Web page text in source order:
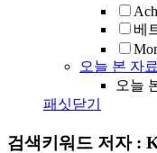
베
오늘 본 자료
오늘
패싯닫기
검색키워드 저자 :